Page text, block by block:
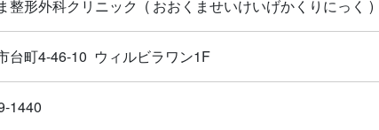
整形外科クリニック ( おおくませいけいげかくりにっく )
台町4-46-10 ウィルビラワン1F
1440